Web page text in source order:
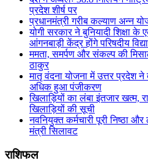
प्रदेश शीर्ष पर
प्रधानमंत्री गरीब कल्याण अन्न
योगी सरकार ने बुनियादी शिक्षा
आंगनबाड़ी केंद्र होंगे परिषदीय
ममता, समर्पण और संकल्प की
ठाकुर
मातृ वंदना योजना में उत्तर प्रदेश ने
अधिक हुआ पंजीकरण
खिलाड़ियों का लंबा इंतजार खत्म,
खिलाड़ियों की सूची
नवनियुक्त कर्मचारी पूरी निष्ठा
मंत्री सिलावट
राशिफल